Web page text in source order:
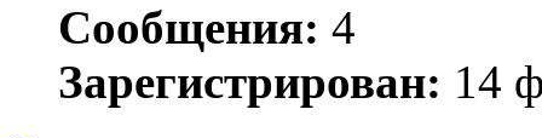
Сообщения: 4
Зарегистрирован: 14